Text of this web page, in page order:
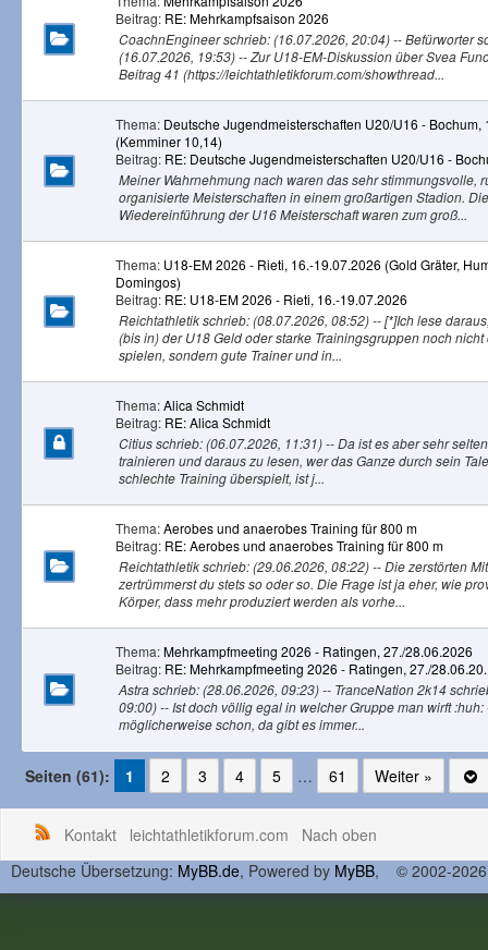
Beitrag: RE: Mehrkampfsaison 2026
CoachnEngineer schrieb: (16.07.2026, 20:04) -- Befürworter
(16.07.2026, 19:53) -- Zur U18-EM-Diskussion über Svea
Beitrag 41 (https://leichtathletikforum.com/showthread...
Thema: Deutsche Jugendmeisterschaften U20/U16 - Bochum,
(Kemminer 10,14)
Beitrag: RE: Deutsche Jugendmeisterschaften U20/U16 -
Meiner Wahrnehmung nach waren das sehr stimmungsvolle,
organisierte Meisterschaften in einem großartigen Stadion.
Wiedereinführung der U16 Meisterschaft waren zum groß...
Thema: U18-EM 2026 - Rieti, 16.-19.07.2026 (Gold Gräter,
Domingos)
Beitrag: RE: U18-EM 2026 - Rieti, 16.-19.07.2026
Reichtathletik schrieb: (08.07.2026, 08:52) -- [*]Ich lese
(bis in) der U18 Geld oder starke Trainingsgruppen noch
spielen, sondern gute Trainer und in...
Thema:Alica Schmidt
Beitrag: RE: Alica Schmidt
Citius schrieb: (06.07.2026, 11:31) -- Da ist es aber sehr
trainieren und daraus zu lesen, wer das Ganze durch sein
schlechte Training überspielt, ist j...
Thema:Aerobes und anaerobes Training für 800 m
Beitrag: RE: Aerobes und anaerobes Training für 800 m
Reichtathletik schrieb: (29.06.2026, 08:22) -- Die zerstörten
zertrümmerst du stets so oder so. Die Frage ist ja eher, wie
Körper, dass mehr produziert werden als vorhe...
Thema:Mehrkampfmeeting 2026 - Ratingen, 27./28.06.2026
Beitrag: RE: Mehrkampfmeeting 2026 - Ratingen, 27./
Astra schrieb: (28.06.2026, 09:23) -- TranceNation 2k14
09:00) -- Ist doch völlig egal in welcher Gruppe man wirft :huh:
möglicherweise schon, da gibt es immer...
Seiten (61): 1 2 3 4 5 … 61 Weiter »
Kontakt leichtathletikforum.com
Nach oben
Deutsche Übersetzung: MyBB.de, Powered by MyBB, © 2002-